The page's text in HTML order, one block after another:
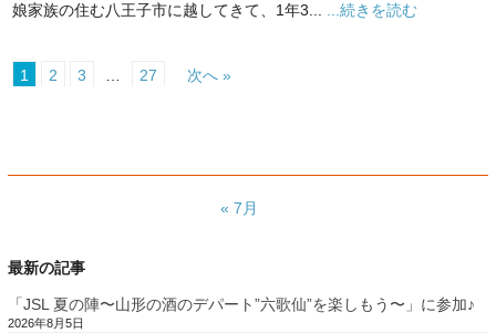
娘家族の住む八王子市に越してきて、1年3... ...続きを読む
1 2 3 … 27 次へ »
« 7月
最新の記事
「JSL 夏の陣〜山形の酒のデパート”六歌仙”を楽しもう〜」に参加♪
2026年8月5日